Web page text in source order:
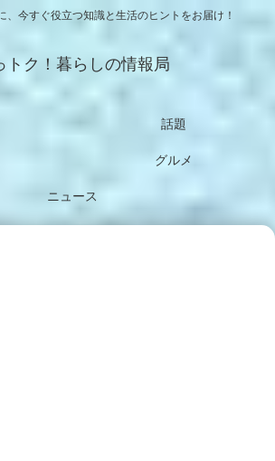
、今すぐ役立つ知識と生活のヒントをお届け！
トク！暮らしの情報局
話題
グルメ
ニュース